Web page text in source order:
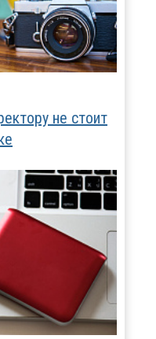
не стоит